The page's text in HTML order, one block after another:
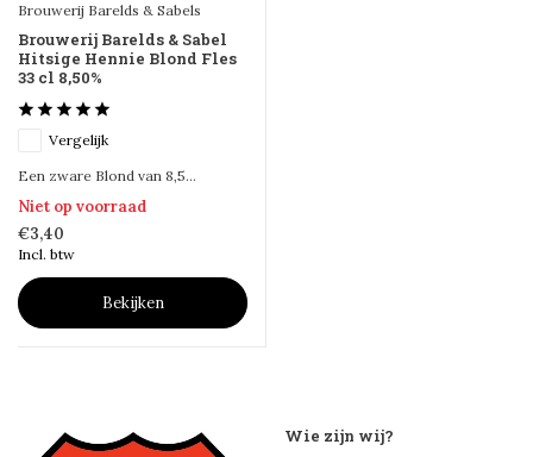
Brouwerij Barelds & Sabels
Brouwerij Barelds & Sabel
Hitsige Hennie Blond Fles
33 cl 8,50%
Vergelijk
Een zware Blond van 8,5...
Niet op voorraad
€3,40
Incl. btw
Bekijken
Wie zijn wij?